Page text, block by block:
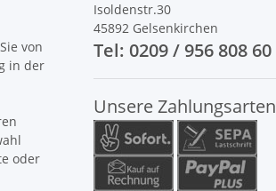
von
in der
oder
Isoldenstr.30
45892 Gelsenkirchen
Tel: 0209 / 956 808 60
Unsere Zahlungsarten